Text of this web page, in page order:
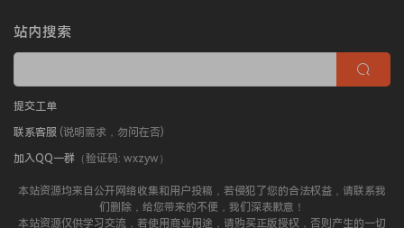
站内搜索
提交工单
联系客服 (说明需求，勿问在否)
加入QQ一群 （验证码: wxzyw）
本站资源均来自公开网络收集和用户投稿，若侵犯了您的合法权益，请联系我
们删除，给您带来的不便，我们深表歉意！
本站资源仅供学习交流，若使用商业用途，请购买正版授权，否则产生的一切